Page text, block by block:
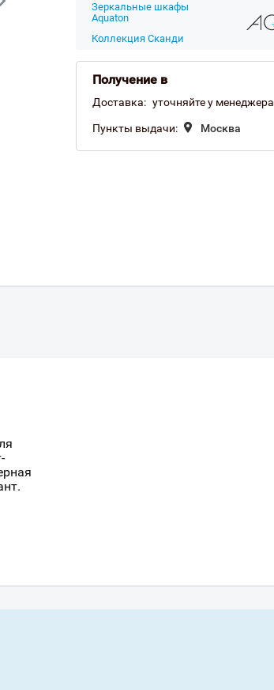
Зеркальные шкафы
Aquaton
Коллекция Сканди
Получение в
Доставка: уточняйте у менеджера
Пункты выдачи: Москва